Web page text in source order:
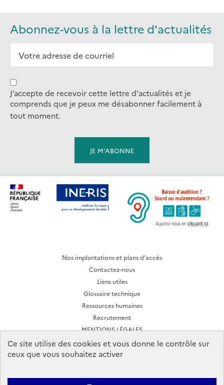
Abonnez-vous à la lettre d'actualités
J’accepte de recevoir cette lettre d'actualités et je
comprends que je peux me désabonner facilement à
tout moment.
Nos implantations et plans d’accès
Contactez-nous
Liens utiles
Glossaire technique
Ressources humaines
Recrutement
MENTIONS LÉGALES
CONDITIONS D'UTILISATION
Archives des lettres d'actualité
Ce site utilise des cookies et vous donne le contrôle sur
ceux que vous souhaitez activer